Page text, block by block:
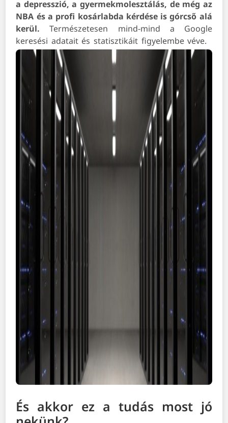
a depresszió, a gyermekmolesztálás, de még az
NBA és a profi kosárlabda kérdése is górcső alá
kerül. Természetesen mind-mind a Google
keresési adatait és statisztikáit figyelembe véve.
És akkor ez a tudás most jó